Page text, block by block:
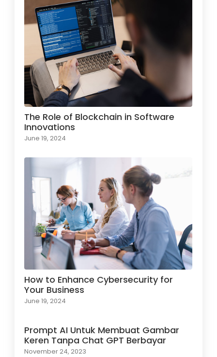
The Role of Blockchain in Software
Innovations
June 19, 2024
How to Enhance Cybersecurity for
Your Business
June 19, 2024
Prompt AI Untuk Membuat Gambar
Keren Tanpa Chat GPT Berbayar
November 24, 2023